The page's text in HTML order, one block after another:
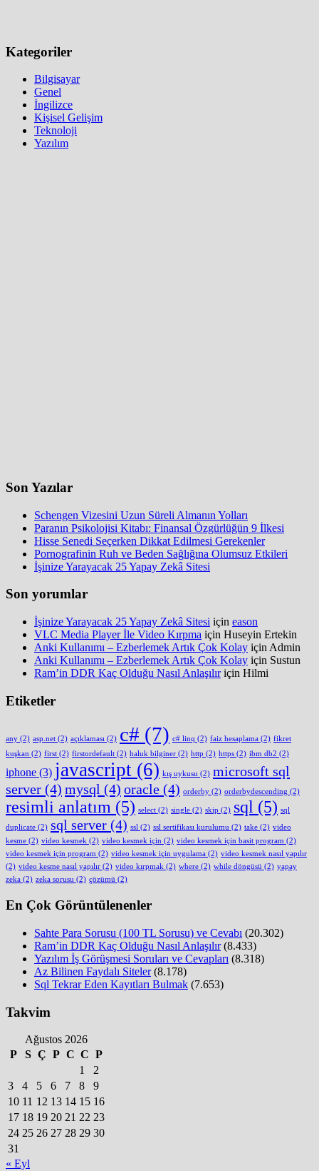
Kategoriler
Bilgisayar
Genel
İngilizce
Kişisel Gelişim
Teknoloji
Yazılım
Son Yazılar
Schengen Vizesini Uzun Süreli Almanın Yolları
Paranın Psikolojisi Kitabı: Finansal Özgürlüğün 9 İlkesi
Hisse Senedi Seçerken Dikkat Edilmesi Gerekenler
Pornografinin Ruh ve Beden Sağlığına Olumsuz Etkileri
İşinize Yarayacak 25 Yapay Zekâ Sitesi
Son yorumlar
İşinize Yarayacak 25 Yapay Zekâ Sitesi için eason
VLC Media Player İle Video Kırpma için Huseyin Ertekin
Anki Kullanımı – Ezberlemek Artık Çok Kolay için Admin
Anki Kullanımı – Ezberlemek Artık Çok Kolay için Sustun
Ram’in DDR Kaç Olduğu Nasıl Anlaşılıriçin Hilmi
Etiketler
any (2) asp.net (2) açıklaması (2) c# (7) c# linq (2) faiz hesaplama (2) fikret
kuşkan (2) first (2) firstordefault (2) haluk bilginer (2) http (2) https (2) ibm db2 (2)
iphone (3) javascript (6) kış uykusu (2) microsoft sql
server (4) mysql (4) oracle (4) orderby (2) orderbydescending (2)
resimli anlatım (5) select (2) single (2) skip (2) sql (5) sql
duplicate (2) sql server (4) ssl (2) ssl sertifikası kurulumu (2) take (2) video
kesme (2) video kesmek (2) video kesmek için (2) video kesmek için basit program (2)
video kesmek için program (2) video kesmek için uygulama (2) video kesmek nasıl yapılır
(2) video kesme nasıl yapılır (2) video kırpmak (2) where (2) while döngüsü (2) yapay
zeka (2) zeka sorusu (2) çözümü (2)
En Çok Görüntülenenler
Sahte Para Sorusu (100 TL Sorusu) ve Cevabı (20.302)
Ram’in DDR Kaç Olduğu Nasıl Anlaşılır (8.433)
Yazılım İş Görüşmesi Soruları ve Cevapları (8.318)
Az Bilinen Faydalı Siteler (8.178)
Sql Tekrar Eden Kayıtları Bulmak (7.653)
Takvim
Ağustos 2026
P
S Ç P C C P
1
2
3
4 5 6 7 8
9
10 11 12 13 14 15 16
17 18 19 20 21 22 23
24 25 26 27 28 29 30
31
« Eyl